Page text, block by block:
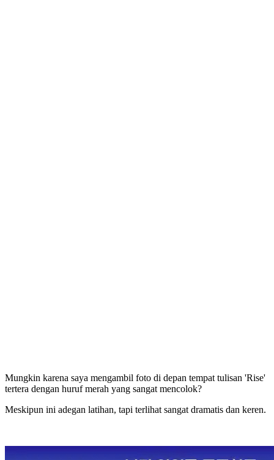
Mungkin karena saya mengambil foto di depan tempat tulisan 'Rise'
tertera dengan huruf merah yang sangat mencolok?
Meskipun ini adegan latihan, tapi terlihat sangat dramatis dan keren.